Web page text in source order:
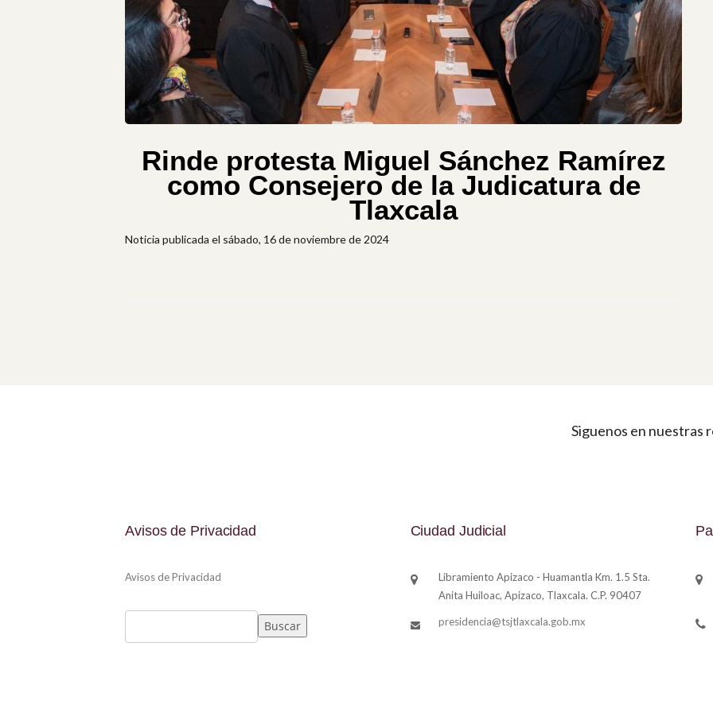
Rinde protesta Miguel Sánchez Ramírez
como Consejero de la Judicatura de
Tlaxcala
Noticia publicada el sábado, 16 de noviembre de 2024
Siguenos en nuestras
Avisos de Privacidad
Avisos de Privacidad
Buscar
Ciudad Judicial
Libramiento Apizaco - Huamantla Km. 1.5 Sta.
Anita Huiloac, Apizaco, Tlaxcala. C.P. 90407
presidencia@tsjtlaxcala.gob.mx